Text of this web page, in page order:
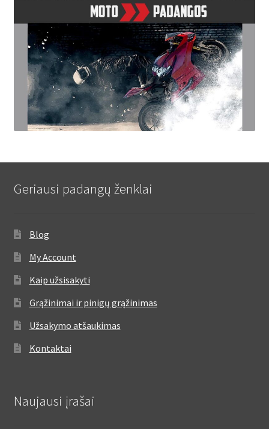
Geriausi padangų ženklai
Blog
My Account
Kaip užsisakyti
Grąžinimai ir pinigų grąžinimas
Užsakymo atšaukimas
Kontaktai
Naujausi įrašai